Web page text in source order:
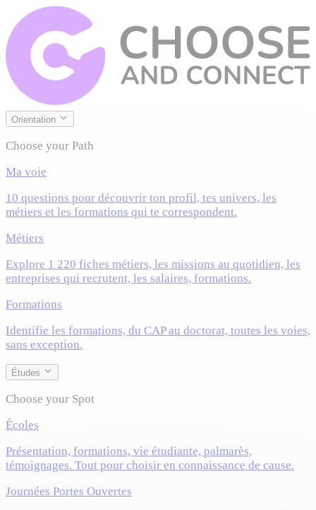
Orientation
Choose your Path
Ma voie
10 questions pour découvrir ton profil, tes univers, les
métiers et les formations qui te correspondent.
Métiers
Explore 1 220 fiches métiers, les missions au quotidien, les
entreprises qui recrutent, les salaires, formations.
Formations
Identifie les formations, du CAP au doctorat, toutes les voies,
sans exception.
Études
Choose your Spot
Écoles
Présentation, formations, vie étudiante, palmarès,
témoignages. Tout pour choisir en connaissance de cause.
Journées Portes Ouvertes